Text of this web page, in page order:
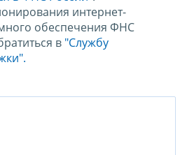
интернет-
обеспечения ФНС
в "Службу